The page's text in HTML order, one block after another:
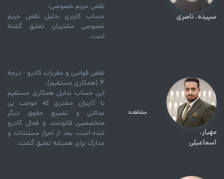
سپیده. ناصری
نقض حریم خصوصی:
حساب کاربری بدلیل نقض حریم
خصوصی مشتریان تعلیق گشته
است.
مهیار.
اسماعیلی
مشاهده
نقض قوانین و مقررات کادرو - درجه
۴ (همکاری مستقیم):
این حساب بدلیل همکاری مستقیم
با کاربران مشتری که موجب بی
عدالتی و تضییع حقوق دیگر
متخصصین قانونمند و فعال کادرو
شده است، بعد از احراز مستندات و
مدارک برای همیشه تعلیق گشت.